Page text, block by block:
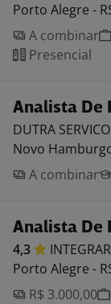
Porto Alegre -
A combinar
Presencial
Analista De
DUTRA
Novo
A combinar
Analista De
4,3
Porto Alegre -
R$ 3.000,00